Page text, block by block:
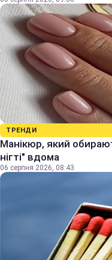
ТРЕНДИ
Манікюр, який
нігті" вдома
06 серпня 2026, 08:43